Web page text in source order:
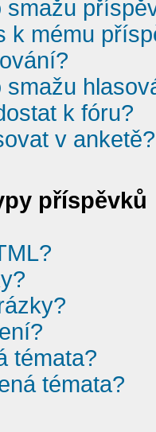
k mému
k fóru?
v anketě?
příspěvků
témata?
témata?